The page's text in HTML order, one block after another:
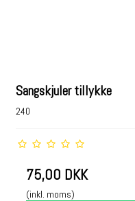
Sangskjuler tillykke
240
75,00 DKK
(inkl. moms)